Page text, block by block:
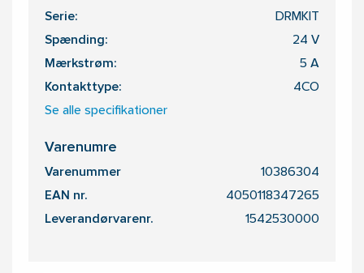
Serie: DRMKIT
Spænding: 24 V
Mærkstrøm: 5 A
Kontakttype: 4CO
Se alle specifikationer
Varenumre
Varenummer 10386304
EAN nr. 4050118347265
Leverandørvarenr. 1542530000